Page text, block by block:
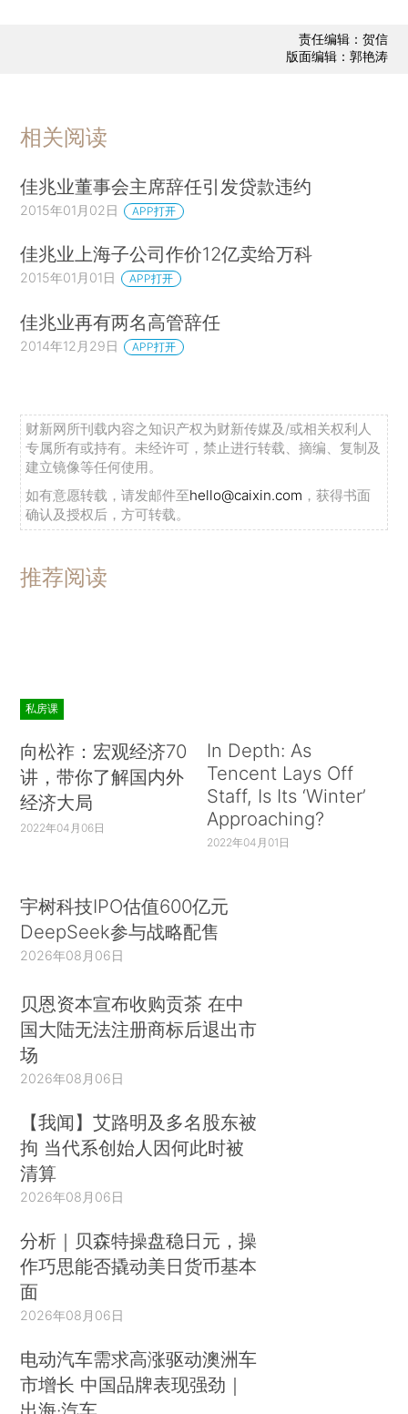
责任编辑：贺信
版面编辑：郭艳涛
相关阅读
佳兆业董事会主席辞任引发贷款违约
2015年01月02日 APP打开
佳兆业上海子公司作价12亿卖给万科
2015年01月01日 APP打开
佳兆业再有两名高管辞任
2014年12月29日 APP打开
财新网所刊载内容之知识产权为财新传媒及/或相关权利人
专属所有或持有。未经许可，禁止进行转载、摘编、复制及
建立镜像等任何使用。
如有意愿转载，请发邮件至hello@caixin.com ，获得书面
确认及授权后，方可转载。
推荐阅读
私房课
向松祚：宏观经济70
讲，带你了解国内外
经济大局
2022年04月06日
In Depth: As
Tencent Lays Off
Staff, Is Its ‘Winter’
Approaching?
2022年04月01日
宇树科技IPO估值600亿元
DeepSeek参与战略配售
2026年08月06日
贝恩资本宣布收购贡茶 在中
国大陆无法注册商标后退出市
场
2026年08月06日
【我闻】艾路明及多名股东被
拘 当代系创始人因何此时被
清算
2026年08月06日
分析｜贝森特操盘稳日元，操
作巧思能否撬动美日货币基本
面
2026年08月06日
电动汽车需求高涨驱动澳洲车
市增长 中国品牌表现强劲｜